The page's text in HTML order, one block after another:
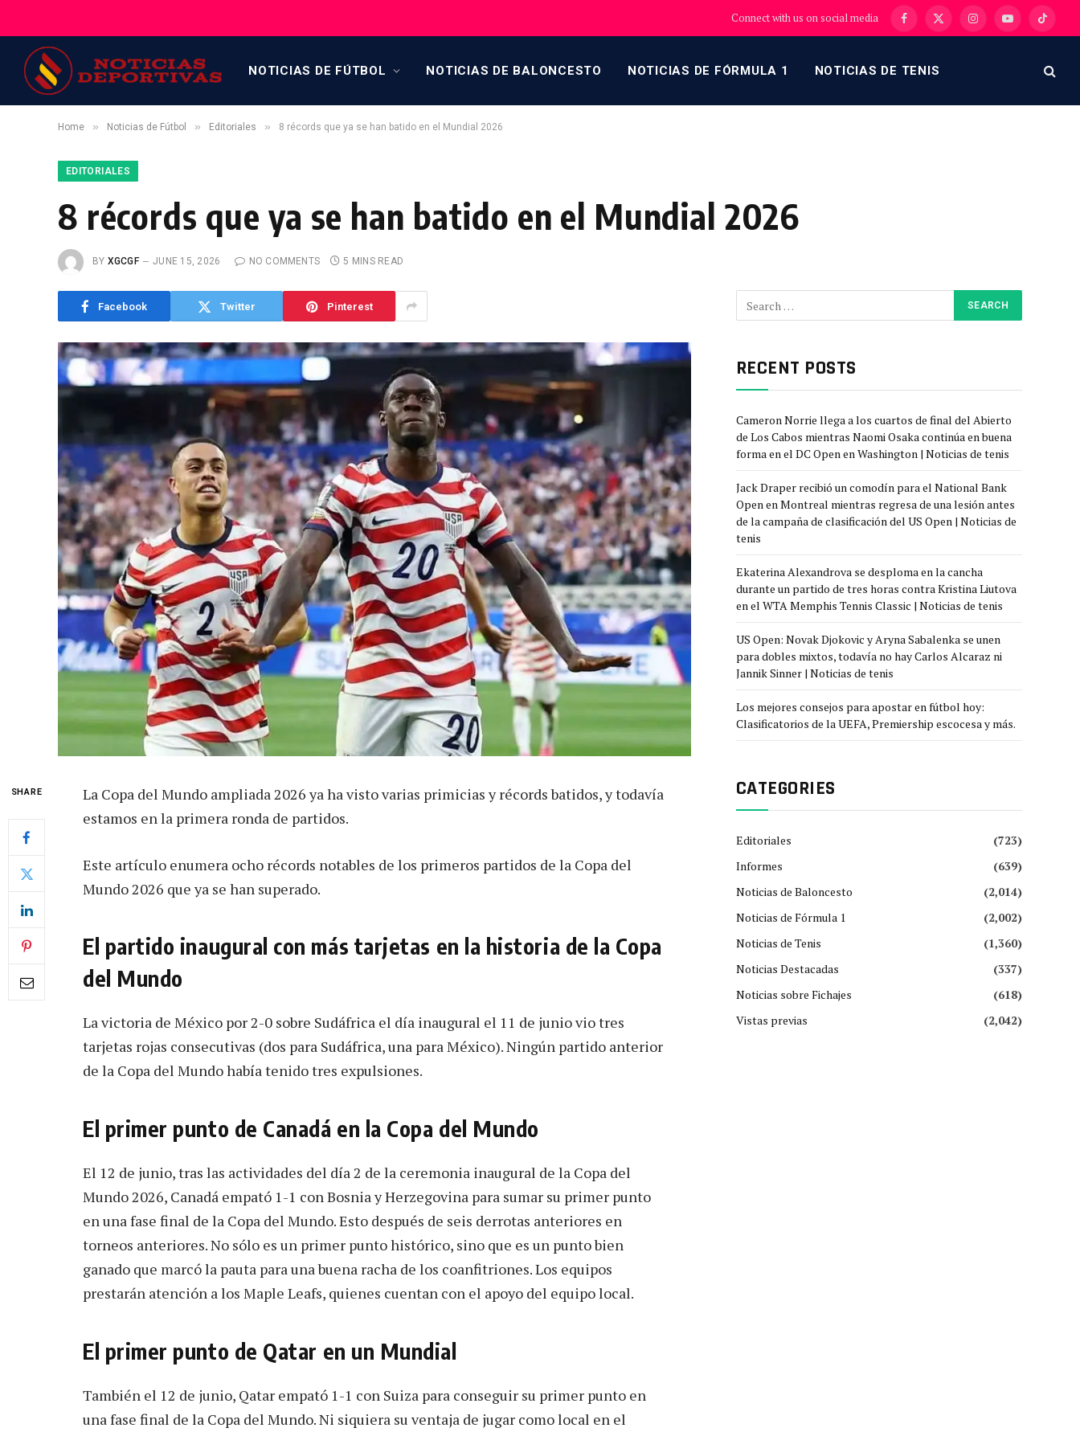
Connect with us on social media Facebook
X
InstagramYouTubeTikTok
NOTICIAS DE FÚTBOL NOTICIAS DE BALONCESTO NOTICIAS DE FÓRMULA 1 NOTICIAS DE TENIS
Home » Noticias de Fútbol » Editoriales » 8 récords que ya se han batido en el Mundial 2026
EDITORIALES
8 récords que ya se han batido en el Mundial 2026
BY XGCGF JUNE 15, 2026 NO COMMENTS 5 MINS READ
Facebook Twitter Pinterest
SHARE
La Copa del Mundo ampliada 2026 ya ha visto varias primicias y récords batidos, y todavía
estamos en la primera ronda de partidos.
Este artículo enumera ocho récords notables de los primeros partidos de la Copa del
Mundo 2026 que ya se han superado.
El partido inaugural con más tarjetas en la historia de la Copa
del Mundo
La victoria de México por 2-0 sobre Sudáfrica el día inaugural el 11 de junio vio tres
tarjetas rojas consecutivas (dos para Sudáfrica, una para México). Ningún partido anterior
de la Copa del Mundo había tenido tres expulsiones.
El primer punto de Canadá en la Copa del Mundo
El 12 de junio, tras las actividades del día 2 de la ceremonia inaugural de la Copa del
Mundo 2026, Canadá empató 1-1 con Bosnia y Herzegovina para sumar su primer punto
en una fase final de la Copa del Mundo. Esto después de seis derrotas anteriores en
torneos anteriores. No sólo es un primer punto histórico, sino que es un punto bien
ganado que marcó la pauta para una buena racha de los coanfitriones. Los equipos
prestarán atención a los Maple Leafs, quienes cuentan con el apoyo del equipo local.
El primer punto de Qatar en un Mundial
También el 12 de junio, Qatar empató 1-1 con Suiza para conseguir su primer punto en
una fase final de la Copa del Mundo. Ni siquiera su ventaja de jugar como local en el
RECENT POSTS
Cameron Norrie llega a los cuartos de final del Abierto
de Los Cabos mientras Naomi Osaka continúa en buena
forma en el DC Open en Washington | Noticias de tenis
Jack Draper recibió un comodín para el National Bank
Open en Montreal mientras regresa de una lesión antes
de la campaña de clasificación del US Open | Noticias de
tenis
Ekaterina Alexandrova se desploma en la cancha
durante un partido de tres horas contra Kristina Liutova
en el WTA Memphis Tennis Classic | Noticias de tenis
US Open: Novak Djokovic y Aryna Sabalenka se unen
para dobles mixtos, todavía no hay Carlos Alcaraz ni
Jannik Sinner | Noticias de tenis
Los mejores consejos para apostar en fútbol hoy:
Clasificatorios de la UEFA, Premiership escocesa y más.
CATEGORIES
Editoriales
(723)
Informes
(639)
Noticias de Baloncesto
(2,014)
Noticias de Fórmula 1
(2,002)
Noticias de Tenis
(1,360)
Noticias Destacadas
(337)
Noticias sobre Fichajes
(618)
Vistas previas
(2,042)